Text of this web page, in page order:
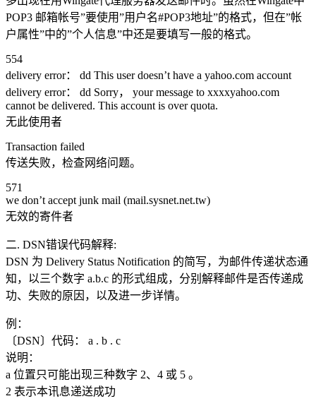
POP3 邮箱帐号”要使用”用户名#POP3地址”的格式，但在”帐
户属性”中的”个人信息”中还是要填写一般的格式。
554
delivery error： dd This user doesn’t have a yahoo.com account
delivery error： dd Sorry， your message to xxxxyahoo.com
cannot be delivered. This account is over quota.
无此使用者
Transaction failed
传送失败，检查网络问题。
571
we don’t accept junk mail (mail.sysnet.net.tw)
无效的寄件者
二. DSN错误代码解释:
DSN 为 Delivery Status Notification 的简写，为邮件传递状态通
知，以三个数字 a.b.c 的形式组成，分别解释邮件是否传递成
功、失败的原因，以及进一步详情。
例：
〔DSN〕代码： a . b . c
说明：
a 位置只可能出现三种数字 2、4 或 5 。
2 表示本讯息递送成功